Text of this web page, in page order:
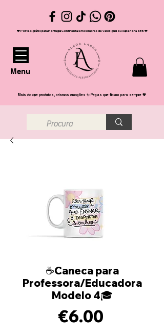
❤️ Portes grátis para Portugal Continental em compras de valor igual ou superior a 65€ ❤️
Menu
Mais do que produtos, criamos emoções ✨ Peças que ficam para sempre 💖
☕Caneca para
Professora/Educadora
Modelo 4🎓
€6.00